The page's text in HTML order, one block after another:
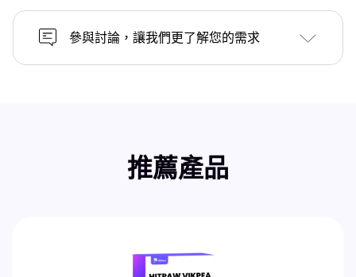
參與討論，讓我們更了解您的需求
推薦產品